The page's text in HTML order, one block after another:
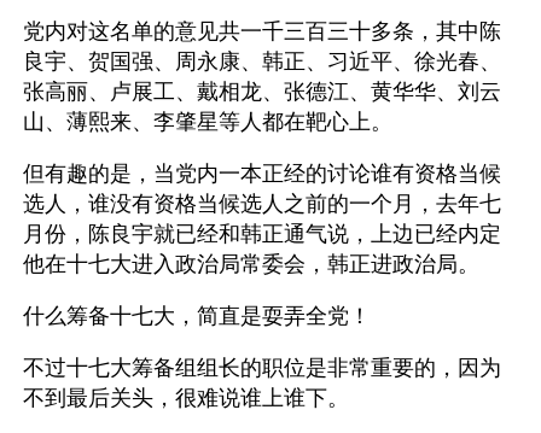
党内对这名单的意见共一千三百三十多条，其中陈
良宇、贺国强、周永康、韩正、习近平、徐光春、
张高丽、卢展工、戴相龙、张德江、黄华华、刘云
山、薄熙来、李肇星等人都在靶心上。
但有趣的是，当党内一本正经的讨论谁有资格当候
选人，谁没有资格当候选人之前的一个月，去年七
月份，陈良宇就已经和韩正通气说，上边已经内定
他在十七大进入政治局常委会，韩正进政治局。
什么筹备十七大，简直是耍弄全党！
不过十七大筹备组组长的职位是非常重要的，因为
不到最后关头，很难说谁上谁下。